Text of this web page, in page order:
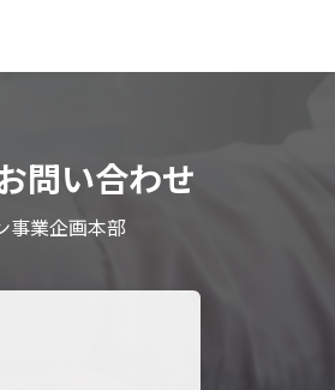
問い合わせ
事業企画本部